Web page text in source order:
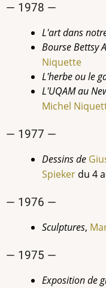
— 1978 —
L'art dans
Bourse Bettsy
Niquette
L'herbe ou le
L'UQAM au
Michel
— 1977 —
Dessins de
Spieker du 4
— 1976 —
Sculptures,
— 1975 —
Exposition de